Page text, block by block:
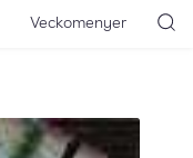
Veckomenyer